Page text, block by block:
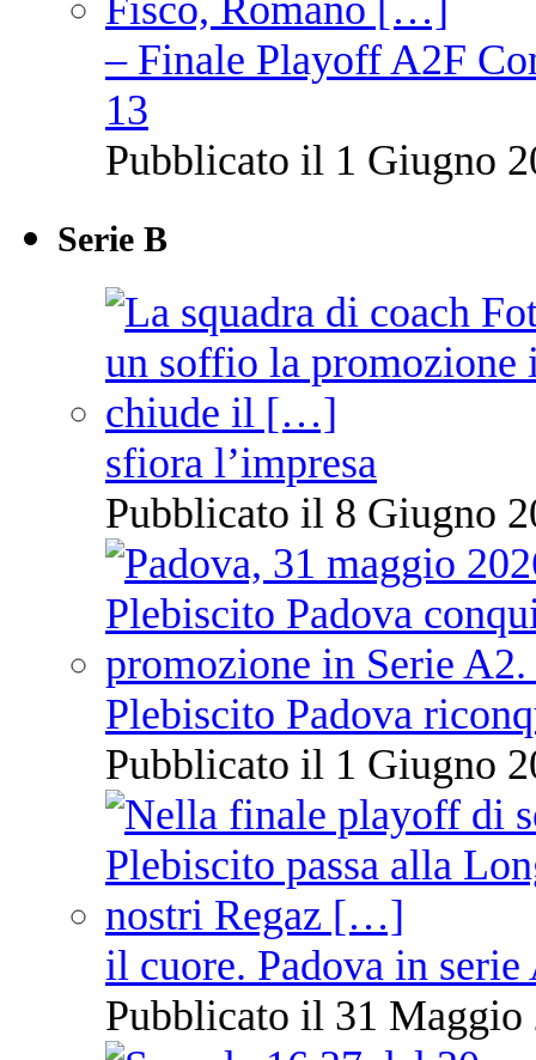
– Finale Playoff A2F
13
Pubblicato il 1 Giugno
Serie B
sfiora l’impresa
Pubblicato il 8 Giugno
Plebiscito Padova
Pubblicato il 1 Giugno
il cuore. Padova in serie
Pubblicato il 31 Maggio